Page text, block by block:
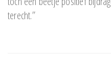
terecht.’’